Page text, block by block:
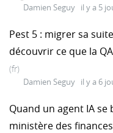
Damien Seguy il y a 5
Pest 5 : migrer sa
découvrir ce que la
(fr)
Damien Seguy il y a 6
Quand un agent IA se
ministère des finances